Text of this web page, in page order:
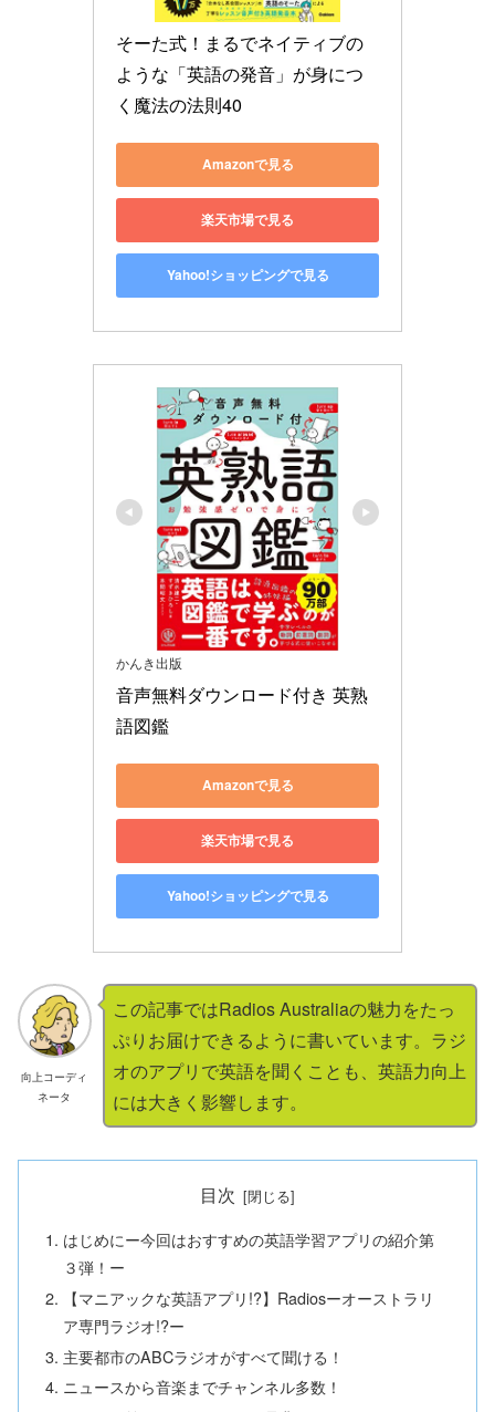
そーた式！まるでネイティブの
ような「英語の発音」が身につ
く魔法の法則40
Amazonで見る
楽天市場で見る
Yahoo!ショッピングで見る
かんき出版
音声無料ダウンロード付き 英熟
語図鑑
Amazonで見る
楽天市場で見る
Yahoo!ショッピングで見る
向上コーディ
ネータ
この記事ではRadios Australiaの魅力をたっ
ぷりお届けできるように書いています。ラジ
オのアプリで英語を聞くことも、英語力向上
には大きく影響します。
目次
はじめにー今回はおすすめの英語学習アプリの紹介第
３弾！ー
【マニアックな英語アプリ!?】Radiosーオーストラリ
ア専門ラジオ!?ー
主要都市のABCラジオがすべて聞ける！
ニュースから音楽までチャンネル多数！